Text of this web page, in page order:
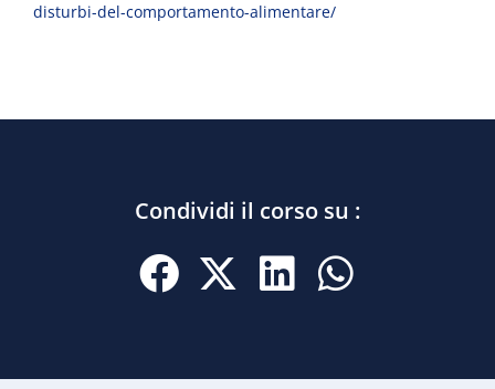
disturbi-del-comportamento-alimentare/
Condividi il corso su :